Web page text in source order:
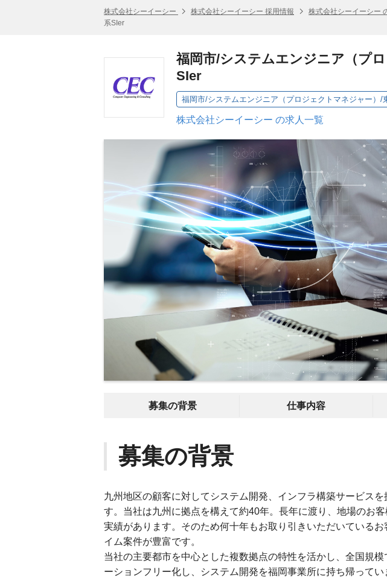
株式会社シーイーシー 株式会社シーイーシー 採用情報 株式会社シーイーシー
系SIer
福岡市/システムエンジニア（プ
SIer
株式会社シーイーシー の求人一覧
募集の背景 仕事内容
募集の背景
九州地区の顧客に対してシステム開発、インフラ構築サービス
す。当社は九州に拠点を構えて約40年。長年に渡り、地場のお
実績があります。そのため何十年もお取り引きいただいている
イム案件が豊富です。
当社の主要都市を中心とした複数拠点の特性を活かし、全国規
ーションフリー化し、システム開発を福岡事業所に持ち帰ってい